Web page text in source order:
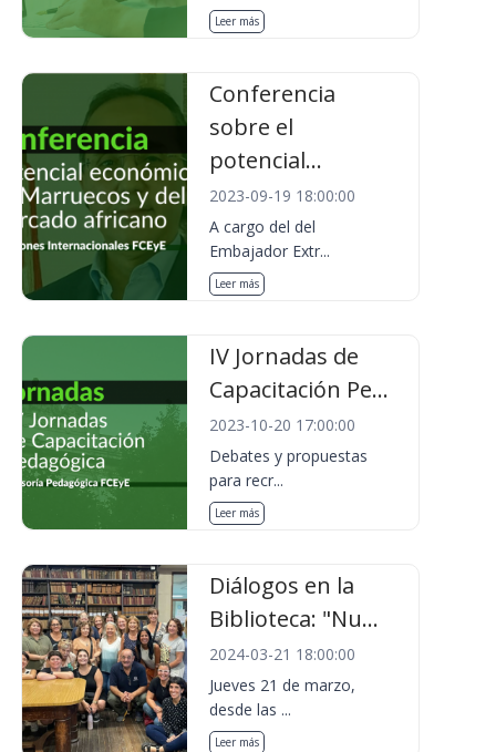
Leer más
Conferencia
sobre el
potencial...
2023-09-19 18:00:00
A cargo del del
Embajador Extr...
Leer más
IV Jornadas de
Capacitación Pe...
2023-10-20 17:00:00
Debates y propuestas
para recr...
Leer más
Diálogos en la
Biblioteca: "Nu...
2024-03-21 18:00:00
Jueves 21 de marzo,
desde las ...
Leer más